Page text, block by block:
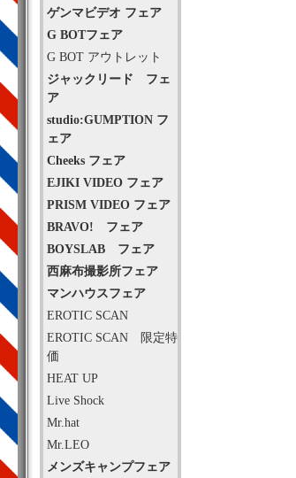
ゲンマビデオ フェア
G BOTフェア
G BOT アウトレット
ジャックリード フェ
ア
studio:GUMPTION フ
ェア
Cheeks フェア
EJIKI VIDEO フェア
PRISM VIDEO フェア
BRAVO! フェア
BOYSLAB フェア
西麻布撮影所フェア
マンハウスフェア
EROTIC SCAN
EROTIC SCAN 限定特
価
HEAT UP
Live Shock
Mr.hat
Mr.LEO
メンズキャンプフェア